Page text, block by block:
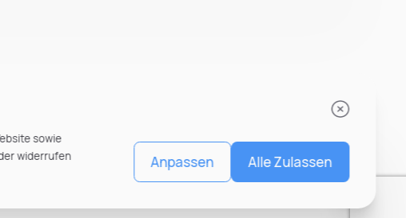
sowie
widerrufen
Anpassen Alle Zulassen